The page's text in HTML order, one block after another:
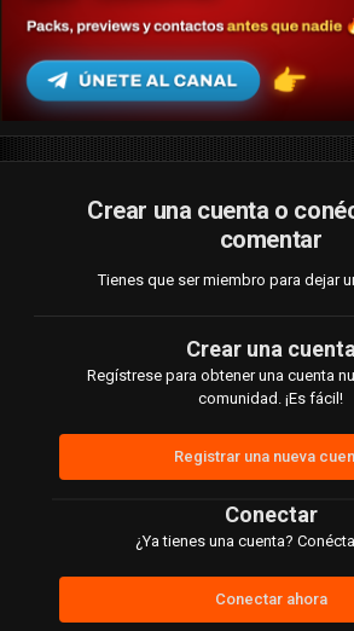
Crear una cuenta o
comentar
Tienes que ser miembro para dejar
Crear una cuenta
Regístrese para obtener una cuenta
comunidad. ¡Es fácil!
Registrar una nueva
Conectar
¿Ya tienes una cuenta?
Conectar ahora